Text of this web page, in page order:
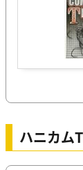
ハニカム